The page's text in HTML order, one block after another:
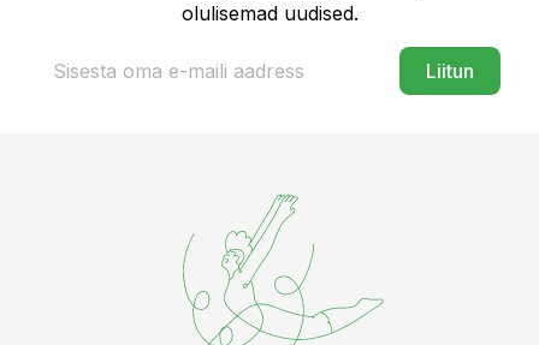
olulisemad uudised.
Liitun